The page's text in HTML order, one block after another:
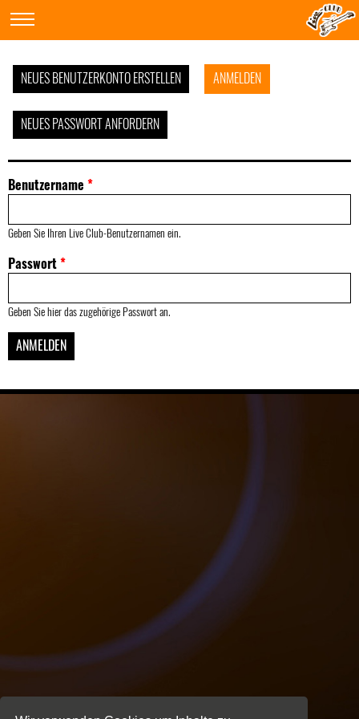
NEUES BENUTZERKONTO ERSTELLEN ANMELDEN
NEUES PASSWORT ANFORDERN
Benutzername *
Geben Sie Ihren Live Club-Benutzernamen ein.
Passwort*
Geben Sie hier das zugehörige Passwort an.